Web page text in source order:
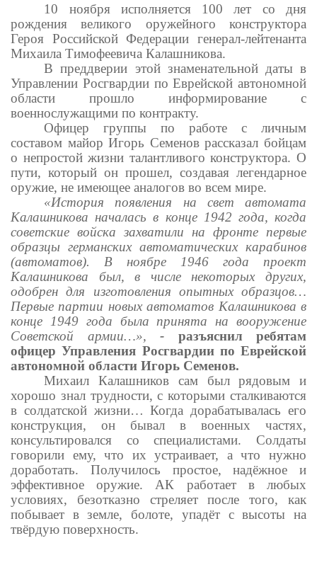
10 ноября исполняется 100 лет со дня
рождения великого оружейного конструктора
Героя Российской Федерации генерал-лейтенанта
Михаила Тимофеевича Калашникова.
В преддверии этой знаменательной даты в
Управлении Росгвардии по Еврейской автономной
области прошло информирование с
военнослужащими по контракту.
Офицер группы по работе с личным
составом майор Игорь Семенов рассказал бойцам
о непростой жизни талантливого конструктора. О
пути, который он прошел, создавая легендарное
оружие, не имеющее аналогов во всем мире.
«История появления на свет автомата
Калашникова началась в конце 1942 года, когда
советские войска захватили на фронте первые
образцы германских автоматических карабинов
(автоматов). В ноябре 1946 года проект
Калашникова был, в числе некоторых других,
одобрен для изготовления опытных образцов…
Первые партии новых автоматов Калашникова в
конце 1949 года была принята на вооружение
Советской армии…», - разъяснил ребятам
офицер Управления Росгвардии по Еврейской
автономной области Игорь Семенов.
Михаил Калашников сам был рядовым и
хорошо знал трудности, с которыми сталкиваются
в солдатской жизни… Когда дорабатывалась его
конструкция, он бывал в военных частях,
консультировался со специалистами. Солдаты
говорили ему, что их устраивает, а что нужно
доработать. Получилось простое, надёжное и
эффективное оружие. АК работает в любых
условиях, безотказно стреляет после того, как
побывает в земле, болоте, упадёт с высоты на
твёрдую поверхность.